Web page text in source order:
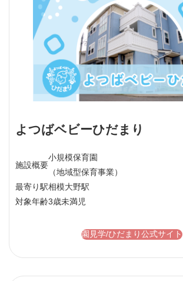
よつばベビーひだまり
施設概要
小規模保育園
（地域型保育事業）
最寄り駅相模大野駅
対象年齢3歳未満児
園見学/ひだまり公式サイト